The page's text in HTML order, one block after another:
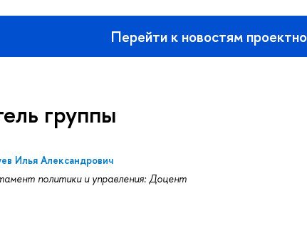
Перейти к новостям
группы
Илья Александрович
политики и управления: Доцент